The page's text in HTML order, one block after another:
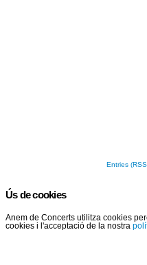
Entries
Ús de cookies
Anem de Concerts utilitza cookies
cookies i l'acceptació de la nostra